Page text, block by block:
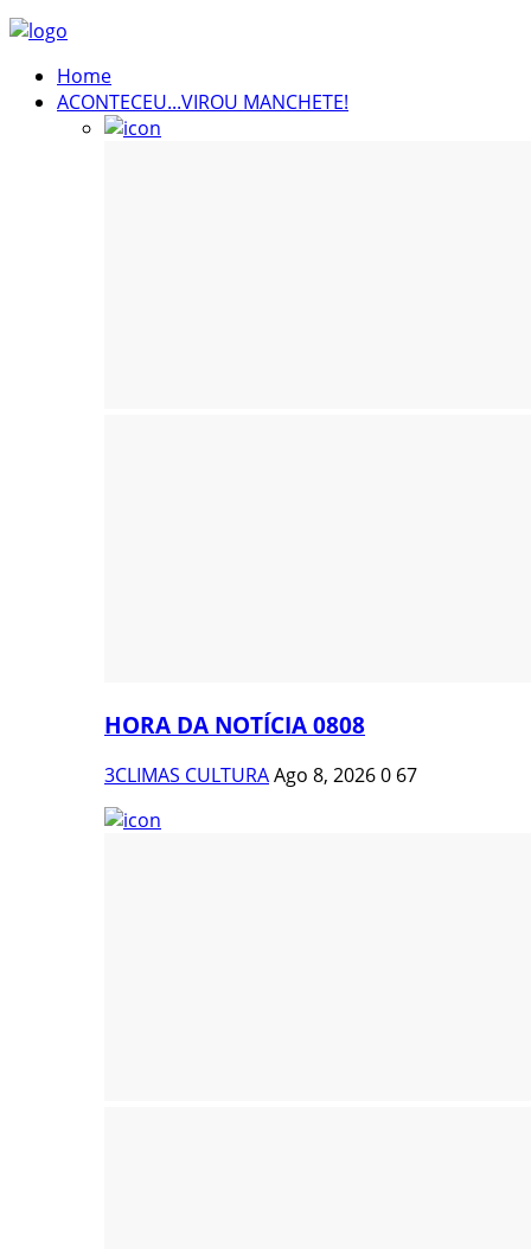
Home
ACONTECEU...VIROU MANCHETE!
HORA DA NOTÍCIA 0808
3CLIMAS CULTURAAgo 8, 20260 67